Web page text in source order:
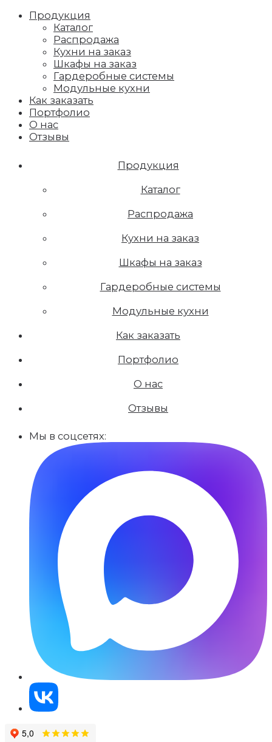
Продукция
Каталог
Распродажа
Кухни на заказ
Шкафы на заказ
Гардеробные системы
Модульные кухни
Как заказать
Портфолио
О нас
Отзывы
Продукция
Каталог
Распродажа
Кухни на заказ
Шкафы на заказ
Гардеробные системы
Модульные кухни
Как заказать
Портфолио
О нас
Отзывы
Мы в соцсетях: